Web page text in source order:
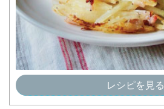
レシピを見る